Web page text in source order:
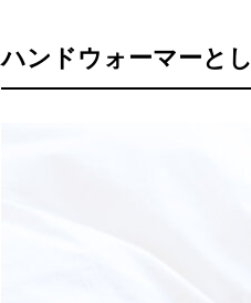
ハンドウォーマーと